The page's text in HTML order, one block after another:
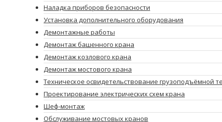
Наладка приборов безопасности
Установка дополнительного оборудования
Демонтажные работы
Демонтаж башенного крана
Демонтаж козлового крана
Демонтаж мостового крана
Техническое освидетельствование грузоподъёмной
Проектирование электрических схем крана
Шеф-монтаж
Обслуживание мостовых кранов